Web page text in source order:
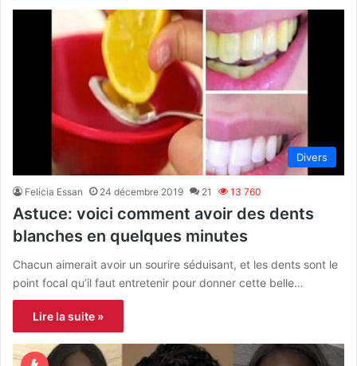
Divers
Felicia Essan 24 décembre 2019 21 13 760
Astuce: voici comment avoir des dents
blanches en quelques minutes
Chacun aimerait avoir un sourire séduisant, et les dents sont le
point focal qu’il faut entretenir pour donner cette belle…
Lire la suite »